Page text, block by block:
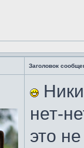
Заголовок
нет-
это